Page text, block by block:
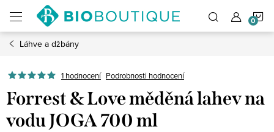
obsah
Láhve a džbány
1 hodnocení Podrobnosti hodnocení
Forrest & Love měděná lahev na
vodu JOGA 700 ml